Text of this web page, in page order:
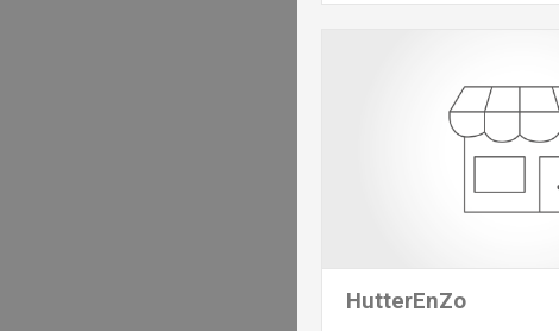
HutterEnZo